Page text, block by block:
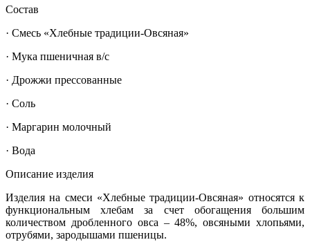
Состав
· Смесь «Хлебные традиции-Овсяная»
· Мука пшеничная в/с
· Дрожжи прессованные
· Соль
· Маргарин молочный
· Вода
Описание изделия
Изделия на смеси «Хлебные традиции-Овсяная» относятся к
функциональным хлебам за счет обогащения большим
количеством дробленного овса – 48%, овсяными хлопьями,
отрубями, зародышами пшеницы.